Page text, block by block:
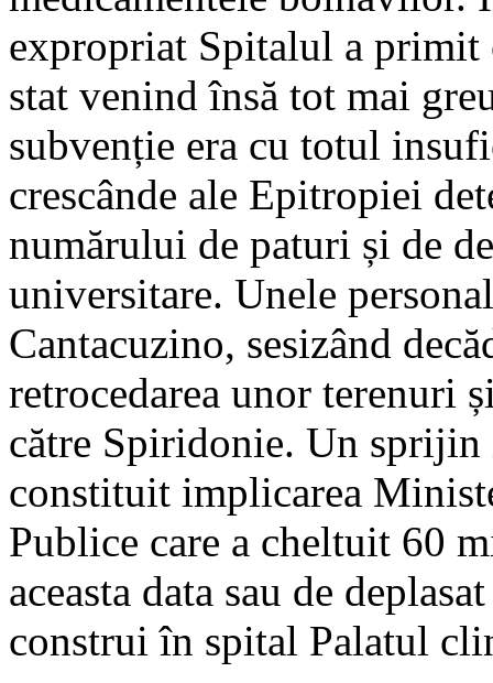
expropriat Spitalul a primit
stat venind însă tot mai
subvenție era cu totul
crescânde ale Epitropiei
numărului de paturi și de
universitare. Unele
Cantacuzino, sesizând
retrocedarea unor terenuri
către Spiridonie. Un
constituit implicarea
Publice care a cheltuit 60
aceasta data sau de
construi în spital Palatul